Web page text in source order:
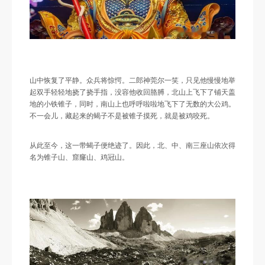
山中恢复了平静。众兵将惊愕。二郎神莞尔一笑，只见他慢慢地举
起双手轻轻地挠了挠手指，没容他收回胳膊，北山上飞下了铺天盖
地的小铁锥子，同时，南山上也呼呼啦啦地飞下了无数的大公鸡。
不一会儿，藏起来的蝎子不是被锥子摸死，就是被鸡咬死。
从此至今，这一带蝎子便绝迹了。因此，北、中、南三座山依次得
名为锥子山、窟窿山、鸡冠山。